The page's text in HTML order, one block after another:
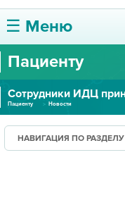
☰ Меню
О ЦЕНТРЕ
УСЛУГИ И ЦЕНЫ
ПАЦИЕНТУ
Пациенту
Пациенту Новости
НАВИГАЦИЯ ПО РАЗДЕЛУ